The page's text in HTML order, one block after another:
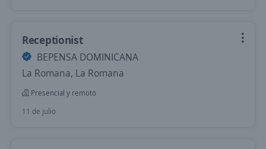
Receptionist
BEPENSA DOMINICANA
La Romana, La Romana
Presencial y remoto
11 de julio